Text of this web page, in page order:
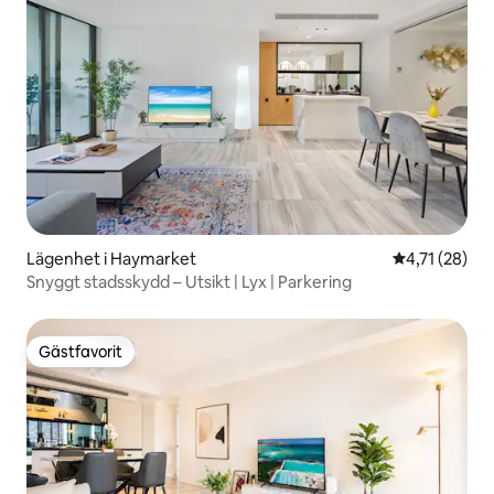
Lägenhet i Haymarket 4,71 av 5 i
4,71 (28)
Snyggt stadsskydd – Utsikt | Lyx | Parkering
Gästfavorit
Gästfavorit